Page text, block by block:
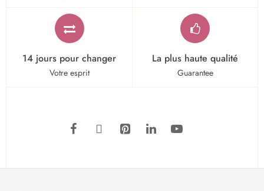
14 jours pour changer
Votre esprit
La plus haute qualité
Guarantee